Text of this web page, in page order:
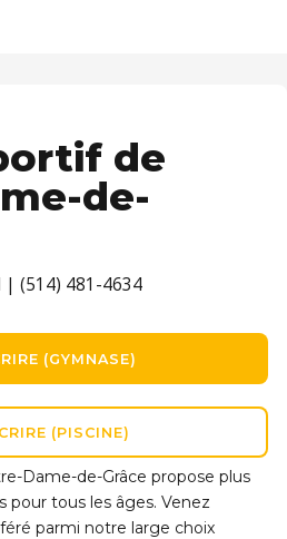
de
de-
(514) 481-4634
(GYMNASE)
(PISCINE)
Dame-de-Grâce propose plus
pour tous les âges. Venez
parmi notre large choix